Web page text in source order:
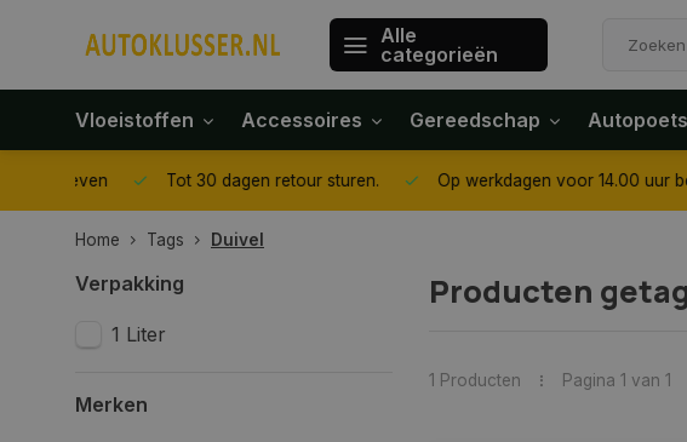
Alle
categorieën
Vloeistoffen Accessoires Gereedschap
Tot 30 dagen retour sturen. Op werkdagen voor 14.00 uur besteld
Home Tags Duivel
Verpakking
1 Liter
Merken
Producten
1 Producten Pagina 1 van 1